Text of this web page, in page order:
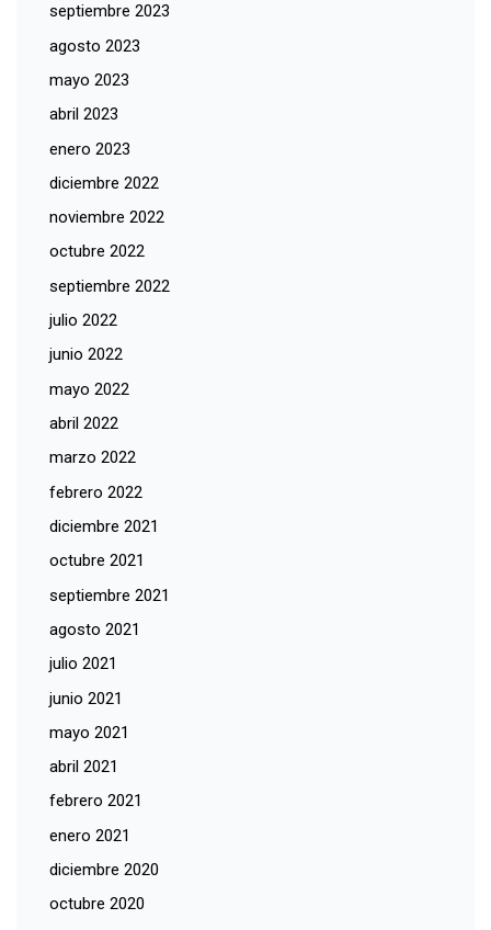
septiembre 2023
agosto 2023
mayo 2023
abril 2023
enero 2023
diciembre 2022
noviembre 2022
octubre 2022
septiembre 2022
julio 2022
junio 2022
mayo 2022
abril 2022
marzo 2022
febrero 2022
diciembre 2021
octubre 2021
septiembre 2021
agosto 2021
julio 2021
junio 2021
mayo 2021
abril 2021
febrero 2021
enero 2021
diciembre 2020
octubre 2020